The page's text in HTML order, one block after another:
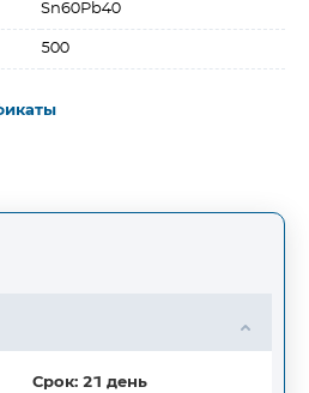
Sn60Pb40
500
Срок:21день